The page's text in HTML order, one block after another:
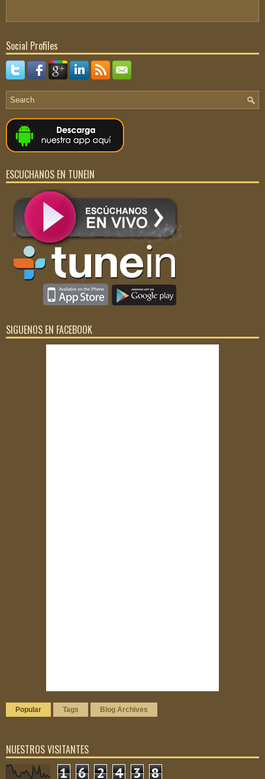
Social Profiles
ESCUCHANOS EN TUNEIN
SIGUENOS EN FACEBOOK
Popular Tags Blog Archives
NUESTROS VISITANTES
1 6 2 4 3 8